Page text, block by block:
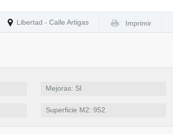
Libertad - Calle Artigas Imprimir
Mejoras: SI
Superficie M2: 952